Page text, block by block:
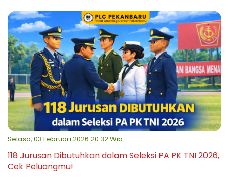
Selasa, 03 Februari 2026 20:32 Wib
118 Jurusan Dibutuhkan dalam Seleksi PA PK TNI 2026,
Cek Peluangmu!